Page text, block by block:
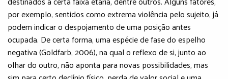
por exemplo, sentidos como extrema violência pelo sujeito, já
podem indicar o despojamento de uma posição antes
ocupada. De certa forma, uma espécie de fase do espelho
negativa (Goldfarb, 2006), na qual o reflexo de si, junto ao
olhar do outro, não aponta para novas possibilidades, mas